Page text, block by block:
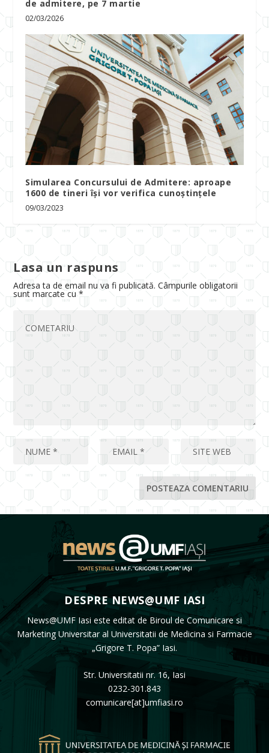
de admitere, pe 7 martie
02/03/2026
Simularea Concursului de Admitere: aproape
1600 de tineri își vor verifica cunoștințele
09/03/2023
Lasa un raspuns
Adresa ta de email nu va fi publicată. Câmpurile obligatorii
sunt marcate cu*
DESPRE NEWS@UMF IASI
News@UMF Iasi este editat de Biroul de Comunicare si
Marketing Universitar al Universitatii de Medicina si Farmacie
„Grigore T. Popa” Iasi.
Str. Universitatii nr. 16, Iasi
0232-301.843
comunicare[at]umfiasi.ro